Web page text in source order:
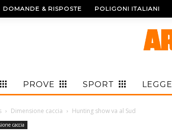
DOMANDE & RISPOSTE POLIGONI ITALIANI
PROVE SPORT LEGGE
Dimensione caccia Hunting show va al Sud
caccia